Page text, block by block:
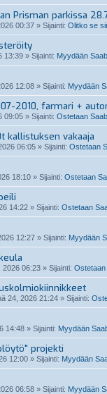
Prisman parkissa
00:37 » Sijainti: Olitko se
13:39 » Sijainti: Myydään
12:08 » Sijainti: Myydään
2010, farmari +
09:05 » Sijainti: Ostetaan
kallistuksen vakaaja
06:05 » Sijainti: Ostetaan
18:10 » Sijainti: Ostetaan
14:22 » Sijainti: Ostetaan
12:27 » Sijainti: Myydään
2026 06:23 » Sijainti:
24, 2026 21:24 » Sijainti:
14:48 » Sijainti: Myydään
projekti
12:00 » Sijainti: Myydään
06:58 » Sijainti: Myydään